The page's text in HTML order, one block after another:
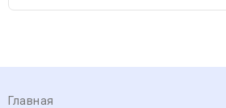
Главная